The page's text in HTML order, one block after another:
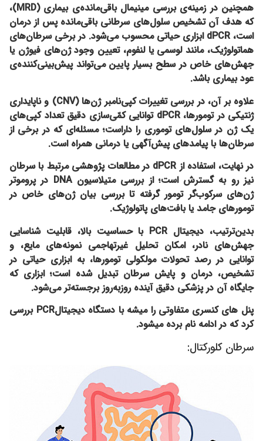
همچنین در زمینه‌یبررسی مینیمال باقی‌مانده‌ی بیماری (MRD)
،
که هدف آن تشخیص سلول‌های سرطانی باقی‌مانده پس از درمان
است، dPCR ابزاری حیاتی محسوب می‌شود. در برخی سرطان‌های
هماتولوژیک، مانند لوسمی یا لنفوم، تعیین وجود ژن‌های فیوژن یا
جهش‌های خاص در سطح بسیار پایین می‌تواند پیش‌بینی‌کننده‌ی
عود بیماری باشد.
علاوه بر آن، در
بررسی تغییرات کپی‌نامبر ژن‌ها (CNV) و ناپایداری
ژنتیکی در تومورها
، dPCR توانایی کمّی‌سازی دقیق تعداد کپی‌های
یک ژن در سلول‌های توموری را داراست؛ مسئله‌ای که در برخی از
سرطان‌ها با پیامدهای پیش‌آگهی یا درمانی همراه است.
در نهایت، استفاده از dPCR در مطالعات پژوهشی مرتبط با سرطان
نیز رو به گسترش است؛ از بررسی متیلاسیون DNA در پروموتر
ژن‌های سرکوب‌گر تومور گرفته تا بررسی بیان ژن‌های خاص در
تومورهای جامد یا بافت‌های پاتولوژیک.
بدین‌ترتیب، دیجیتال PCR با حساسیت بالا، قابلیت شناسایی
جهش‌های نادر، امکان تحلیل غیرتهاجمی نمونه‌های مایع، و
توانایی در رصد تحولات مولکولی تومورها، به ابزاری حیاتی در
تشخیص، درمان و پایش سرطان تبدیل شده است؛ ابزاری که
جایگاه آن در پزشکی دقیق آینده روزبه‌روز برجسته‌تر می‌شود.
پنل های کنسری متفاوتی را میشه با دستگاه دیجیتالPCR بررسی
کرد که در ادامه نام برده میشود.
سرطان کلورکتال: